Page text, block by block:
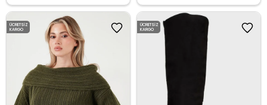
ÜCRETSIZ
KARGO
ÜCRETSIZ
KARGO